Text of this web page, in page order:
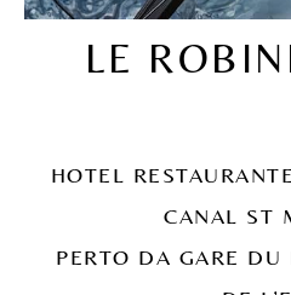
LE
HOTEL
CANAL ST
PERTO DA GARE DU